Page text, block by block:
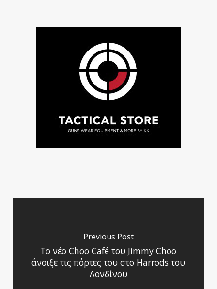
Previous Post
Το νέο Choo Café του Jimmy Choo
άνοιξε τις πόρτες του στο Harrods του
Λονδίνου